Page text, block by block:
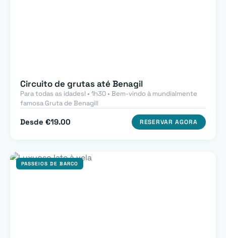
Circuito de grutas até Benagil
Para todas as idades! • 1h30 • Bem-vindo à mundialmente
famosa Gruta de Benagil!
Desde €19.00 RESERVAR AGORA
PASSEIOS DE BARCO